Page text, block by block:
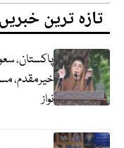
تازہ ترین خبریں
پاکستان،
خیرمقدم،
نواز